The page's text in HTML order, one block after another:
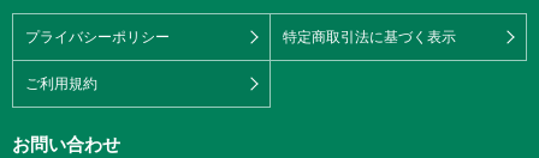
プライバシーポリシー 特定商取引法に基づく表示
ご利用規約
お問い合わせ